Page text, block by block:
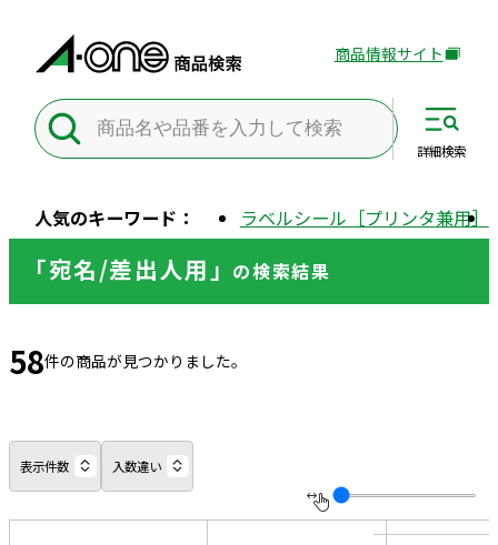
外
サ
別
ン
す
商品情報サイト
人気のキーワード： ラベルシール［プリンタ兼用］
詳細検索
「宛名/差出人用」 の検索結果
58件の商品が見つかりました。
表示件数 入数違い